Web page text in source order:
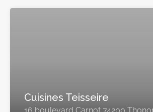
Cuisines Teisseire